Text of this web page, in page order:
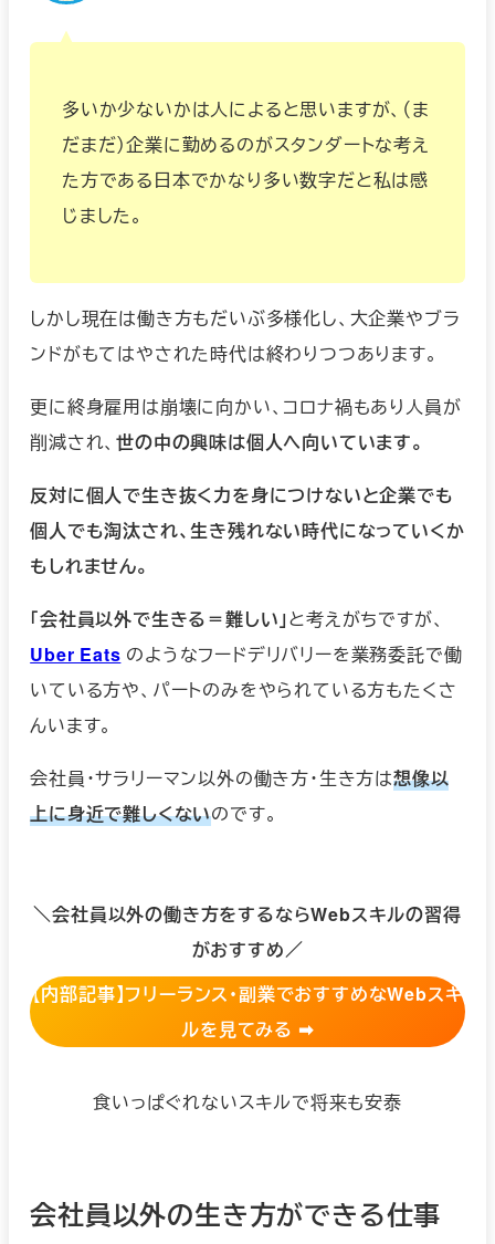
多いか少ないかは人によると思いますが、（ま
だまだ）企業に勤めるのがスタンダートな考え
た方である日本でかなり多い数字だと私は感
じました。
しかし現在は働き方もだいぶ多様化し、大企業やブラ
ンドがもてはやされた時代は終わりつつあります。
更に終身雇用は崩壊に向かい、コロナ禍もあり人員が
削減され、世の中の興味は個人へ向いています。
反対に個人で生き抜く力を身につけないと企業でも
個人でも淘汰され、生き残れない時代になっていくか
もしれません。
「会社員以外で生きる＝難しい」と考えがちですが、
Uber Eats のようなフードデリバリーを業務委託で働
いている方や、パートのみをやられている方もたくさ
んいます。
会社員・サラリーマン以外の働き方・生き方は想像以
上に身近で難しくないのです。
＼会社員以外の働き方をするならWebスキルの習得
がおすすめ／
【内部記事】フリーランス・副業でおすすめなWebスキ
ルを見てみる ➡︎
食いっぱぐれないスキルで将来も安泰
会社員以外の生き方ができる仕事